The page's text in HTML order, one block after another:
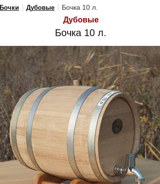
Бочки Дубовые Бочка 10 л.
Дубовые
Бочка 10 л.